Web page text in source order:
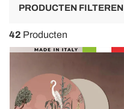
PRODUCTEN FILTEREN
42 Producten